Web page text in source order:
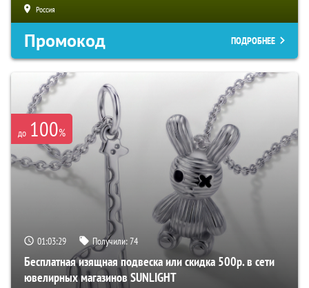
Россия
Промокод ПОДРОБНЕЕ
до 100%
01:03:28 Получили:74
Бесплатная изящная подвеска или скидка 500р. в сети
ювелирных магазинов SUNLIGHT